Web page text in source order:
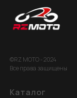
©RZ MOTO - 2024
Все права защищены
Каталог